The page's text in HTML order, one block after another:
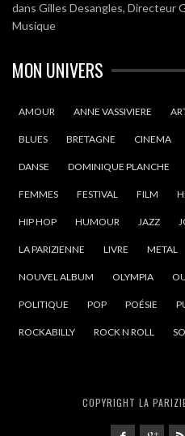
dans Gilles Desangles, Directeur
Musique
MON UNIVERS
AMOUR ANNE VASSIVIERE
BLUES BRETAGNE CINEMA
DANSE DOMINIQUE PLANCHE
FEMMES FESTIVAL FILM
HIP HOP HUMOUR JAZZ
LA PARIZIENNE LIVRE METAL
NOUVEL ALBUM OLYMPIA
POLITIQUE POP POÉSIE
ROCKABILLY ROCK N ROLL
COPYRIGHT LA